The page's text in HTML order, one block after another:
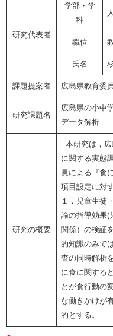
研究代表者
学部・学
科
職位
氏名
課題提案者 広島県教育委
研究課題名
広島県の小中
データ解析
研究の概要
本研究は，
に関する実態
員による『食
項目設定に対
１．児童生徒
諭の指導効果(
関係）の検証
的知識のみで
査の同時解析
に食に関する
とが食行動の
な働きかけが
的とする。